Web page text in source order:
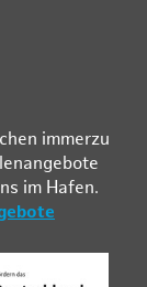
im­mer­zu
im Ha­fen.